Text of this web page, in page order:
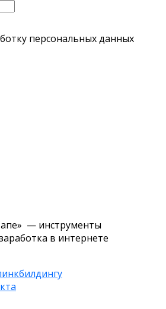
персональных данных
— инструменты
в интернете